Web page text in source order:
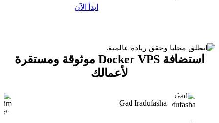
ابدأ الآن
استضافة Docker VPS موثوقة ومستقرة
لأعمالك
Gad Iradufasha